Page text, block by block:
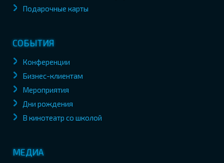
Подарочные карты
СОБЫТИЯ
Конференции
Бизнес-клиентам
Мероприятия
Дни рождения
В кинотеатр со школой
МЕДИА